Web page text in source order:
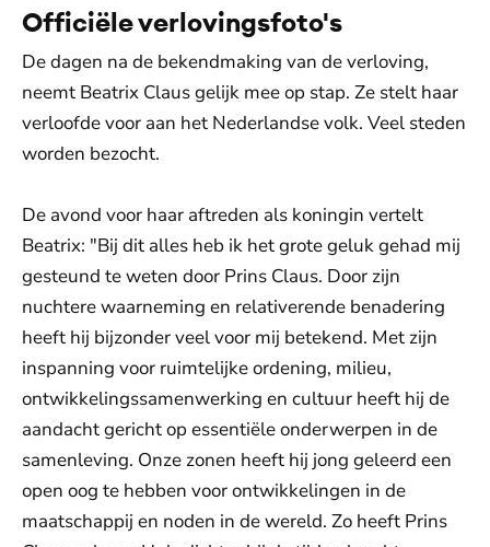
Officiële verlovingsfoto's
De dagen na de bekendmaking van de verloving,
neemt Beatrix Claus gelijk mee op stap. Ze stelt haar
verloofde voor aan het Nederlandse volk. Veel steden
worden bezocht.
De avond voor haar aftreden als koningin vertelt
Beatrix: "Bij dit alles heb ik het grote geluk gehad mij
gesteund te weten door Prins Claus. Door zijn
nuchtere waarneming en relativerende benadering
heeft hij bijzonder veel voor mij betekend. Met zijn
inspanning voor ruimtelijke ordening, milieu,
ontwikkelingssamenwerking en cultuur heeft hij de
aandacht gericht op essentiële onderwerpen in de
samenleving. Onze zonen heeft hij jong geleerd een
open oog te hebben voor ontwikkelingen in de
maatschappij en noden in de wereld. Zo heeft Prins